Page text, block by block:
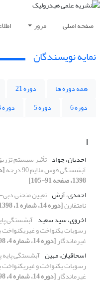
صفحه اصلی مرور
نمایه نویسندگان
همه دوره ها دوره 21
دوره 6
دوره 5 دوره 4
ا
احدیان، جواد تأثیر سیستم
آبشستگی قوس ملایم 90 درجه
1398، صفحه 91-105]
احمدی، آرش تعیین منحنی
نامتقارن[دوره 14، شماره 1، 1398، صفحه 65-77]
اخروی، سید سعید آبشستگی
رسوبات یکنواخت و غیریکنواخت
غیرماندگار[دوره 14، شماره 4، 1398، صفحه 19-33]
اسحاقیان، مهین آبشستگی
رسوبات یکنواخت و غیریکنواخت
غیرماندگار[دوره 14، شماره 4، 1398، صفحه 19-33]